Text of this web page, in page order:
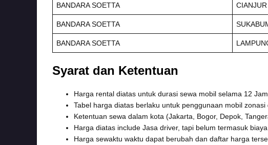
BANDARA SOETTA CIANJUR
BANDARA SOETTA
BANDARA SOETTA
Syarat dan Ketentuan
Harga rental diatas untuk durasi sewa mobil selama 12 Jam.
Tabel harga diatas berlaku untuk penggunaan mobil zonasi
Ketentuan sewa dalam kota (Jakarta, Bogor, Depok,
Harga diatas include Jasa driver, tapi belum termasuk
Harga sewaktu waktu dapat berubah dan daftar harga